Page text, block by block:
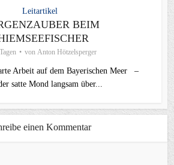
Leitartikel
BEIM
von Anton Hötzelsperger
Arbeit auf dem Bayerischen Meer –
satte Mond langsam über...
einen Kommentar